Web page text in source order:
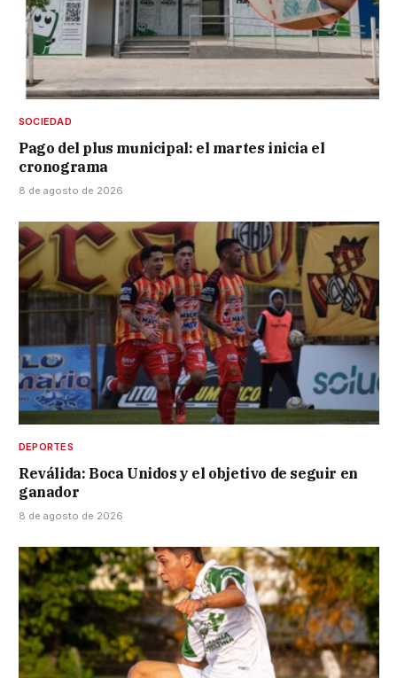
SOCIEDAD
Pago del plus municipal: el martes inicia el
cronograma
8 de agosto de 2026
DEPORTES
Reválida: Boca Unidos y el objetivo de seguir en
ganador
8 de agosto de 2026